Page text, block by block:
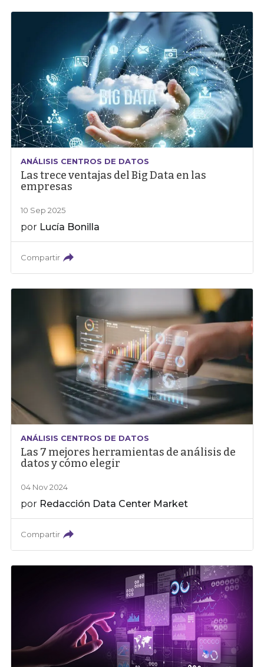
ANÁLISIS CENTROS DE DATOS
Las trece ventajas del Big Data en las
empresas
10 Sep 2025
por Lucía Bonilla
Compartir
ANÁLISIS CENTROS DE DATOS
Las 7 mejores herramientas de análisis de
datos y cómo elegir
04 Nov 2024
por Redacción Data Center Market
Compartir